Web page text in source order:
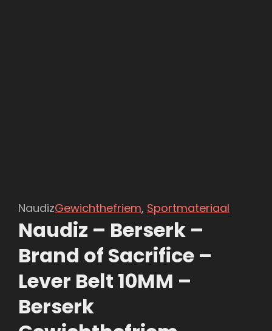
NaudizGewichthefriem, Sportmateriaal
Naudiz – Berserk –
Brand of Sacrifice –
Lever Belt 10MM –
Berserk